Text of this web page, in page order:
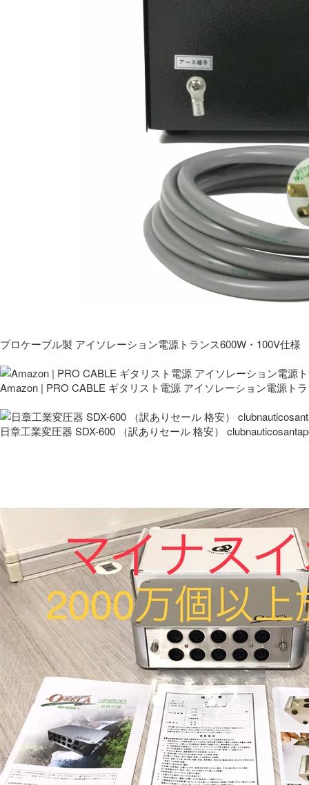
プロケーブル製 アイソレーション電源トランス600W・100V仕様
Amazon | PRO CABLE ギタリスト電源 アイソレーション電源ト
日章工業変圧器 SDX-600 （訳ありセール 格安）